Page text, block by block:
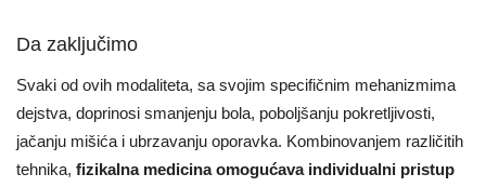
Da zaključimo
Svaki od ovih modaliteta, sa svojim specifičnim mehanizmima
dejstva, doprinosi smanjenju bola, poboljšanju pokretljivosti,
jačanju mišića i ubrzavanju oporavka. Kombinovanjem različitih
tehnika, fizikalna medicina omogućava individualni pristup